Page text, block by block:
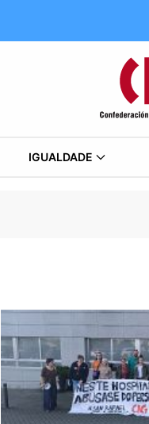
IGUALDADE